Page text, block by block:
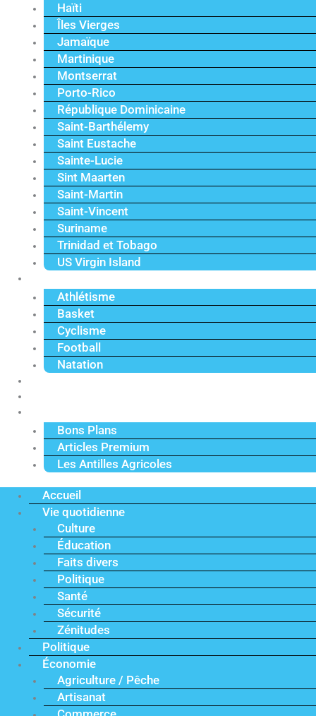
Haïti
Îles Vierges
Jamaïque
Martinique
Montserrat
Porto-Rico
République Dominicaine
Saint-Barthélemy
Saint Eustache
Sainte-Lucie
Sint Maarten
Saint-Martin
Saint-Vincent
Suriname
Trinidad et Tobago
US Virgin Island
Athlétisme
Basket
Cyclisme
Football
Natation
Bons Plans
Articles Premium
Les Antilles Agricoles
Accueil
Vie quotidienne
Culture
Éducation
Faits divers
Politique
Santé
Sécurité
Zénitudes
Politique
Économie
Agriculture / Pêche
Artisanat